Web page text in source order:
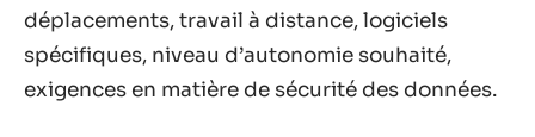
déplacements, travail à distance, logiciels
spécifiques, niveau d’autonomie souhaité,
exigences en matière de sécurité des données.